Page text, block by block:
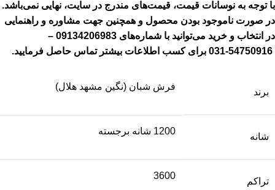
با توجه به نوسانات قیمت، قیمت‌های مندرج در سایت، نهایی نمی‌باشد.
در صورت ناموجود بودن محصول و همچنین جهت مشاوره و راهنمایی
در انتخاب و خرید می‌توانید با شماره‌های 09134206983
–
54750916-031
برای کسب اطلاعات بیشتر تماس حاصل فرمایید.
برند
فرش شبان (نگین مشهد هلال)
شانه
1200 شانه برجسته
تراکم
3600